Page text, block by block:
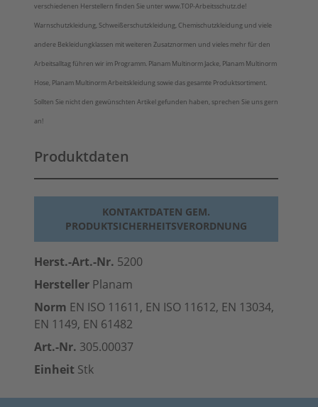
verschiedenen Herstellern finden Sie unter www.TOP-Arbeitsschutz.de!
Warnschutzkleidung, Schweißerschutzkleidung, Chemischutzkleidung und viele
andere Bekleidungklassen mit weiteren Zusatznormen und vieles mehr für den
Arbeitsalltag führen wir im Programm. Planam Multinorm Jacke, Planam Multinorm
Hose, Planam Multinorm Arbeitskleidung sowie das gesamte Produktsortiment.
Sollten Sie nicht den gewünschten Artikel gefunden haben, sprechen Sie uns gern
an!
Produktdaten
KONTAKTDATEN GEM.
PRODUKTSICHERHEITSVERORDNUNG
Herst.-Art.-Nr. 5200
Hersteller Planam
Norm EN ISO 11611, EN ISO 11612, EN 13034,
EN 1149, EN 61482
Art.-Nr. 305.00037
Einheit Stk